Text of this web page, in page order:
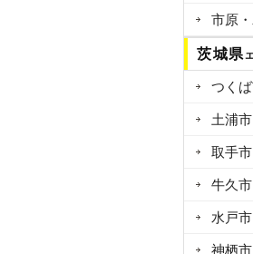
市原
茨城県
つく
土浦市
取手市
牛久市
水戸
神栖